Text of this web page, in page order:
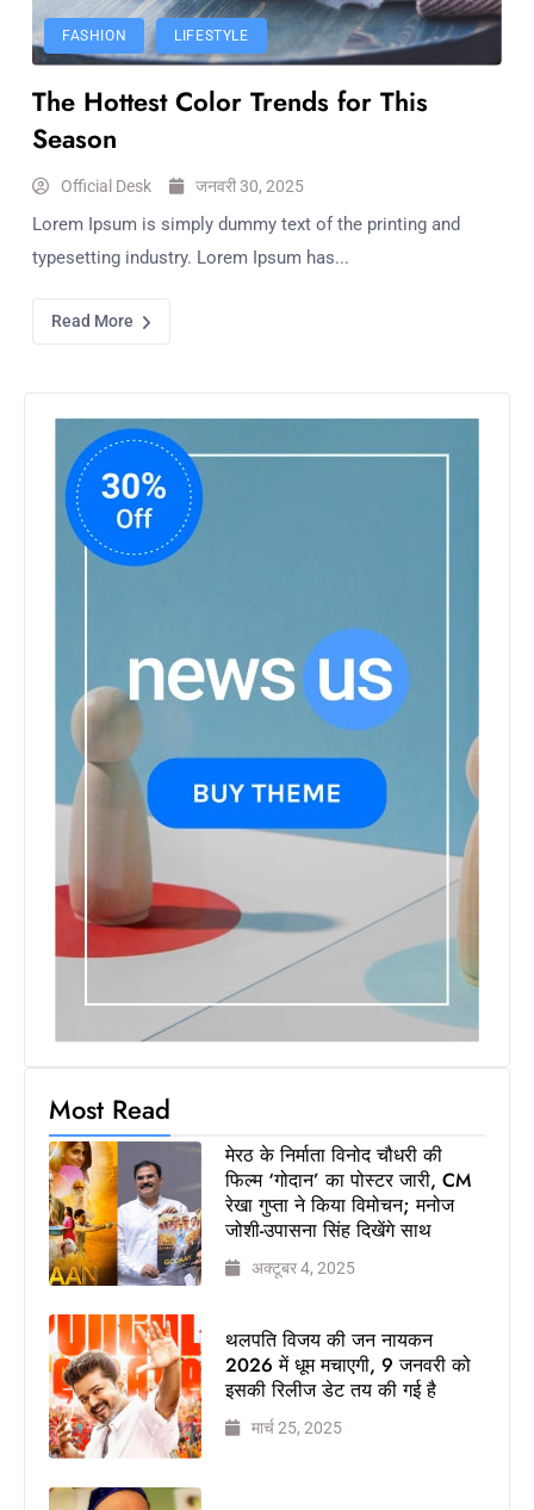
FASHION LIFESTYLE
The Hottest Color Trends for This
Season
Official Desk जनवरी 30, 2025
Lorem Ipsum is simply dummy text of the printing and
typesetting industry. Lorem Ipsum has...
Read More
Most Read
मेरठ के निर्माता विनोद चौधरी की
फिल्म ‘गोदान’ का पोस्टर जारी, CM
रेखा गुप्ता ने किया विमोचन; मनोज
जोशी-उपासना सिंह दिखेंगे साथ
अक्टूबर 4, 2025
थलपति विजय की जन नायकन
2026 में धूम मचाएगी, 9 जनवरी को
इसकी रिलीज डेट तय की गई है
मार्च 25, 2025